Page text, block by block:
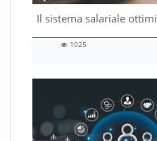
06:55 duration
1025